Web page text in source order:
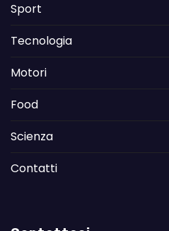
Sport
Tecnologia
Motori
Food
Scienza
Contatti